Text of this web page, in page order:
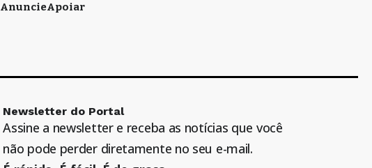
AnuncieApoiar
Newsletter do Portal
Assine a newsletter e receba as notícias que você
não pode perder diretamente no seu e-mail.